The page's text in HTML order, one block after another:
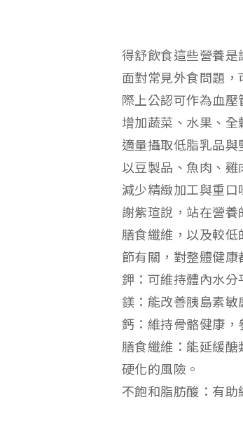
得舒飲食這些營養是
面對常見外食問題
際上公認可作為血
增加蔬菜、水果、全
適量攝取低脂乳品與
以豆製品、魚肉、雞
減少精緻加工與重口
謝紫瑄說，站在營
膳食纖維，以及較
節有關，對整體健康
鉀：可維持體內水分
鎂：能改善胰島素敏
鈣：維持骨骼健康，
膳食纖維：能延緩
硬化的風險。
不飽和脂肪酸：有助